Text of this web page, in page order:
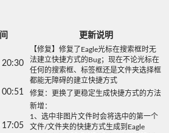
更新说明
20:30
【修复】修复了Eagle光标在搜索框时无
法建立快捷方式的Bug；现在不论光标在
任何的搜索框、标签框还是文件夹选择框
都能无障碍的建立快捷方式
00:51 修复：更换了更稳定生成快捷方式的方法
17:05
新增：
1、选中非图片文件时会将选中的第一个
文件/文件夹的快捷方式生成到Eagle